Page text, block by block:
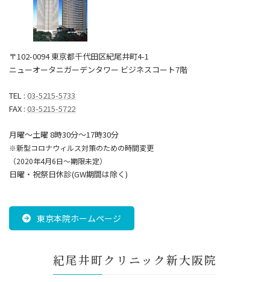
〒102-0094 東京都千代田区紀尾井町4-1
ニューオータニガーデンタワー ビジネスコート7階
TEL : 03-5215-5733
FAX : 03-5215-5722
月曜～土曜 8時30分〜17時30分
※新型コロナウィルス対策のための時間変更
（2020年4月6日～期限未定）
日曜・祝祭日休診(GW期間は除く)
東京本院ホームページ
紀尾井町クリニック新大阪院